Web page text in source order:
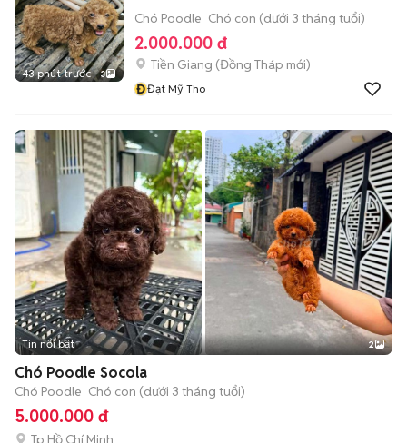
43 phút trước 3
Chó Poodle Chó con (dưới 3 tháng tuổi)
2.000.000 đ
Tiền Giang (Đồng Tháp mới)
ĐĐạt Mỹ Tho
Tin nổi bật 2
Chó Poodle Socola
Chó Poodle Chó con (dưới 3 tháng tuổi)
5.000.000 đ
Tp Hồ Chí Minh